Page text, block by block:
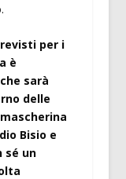
per i
è
sarà
delle
Bisio e
sé un